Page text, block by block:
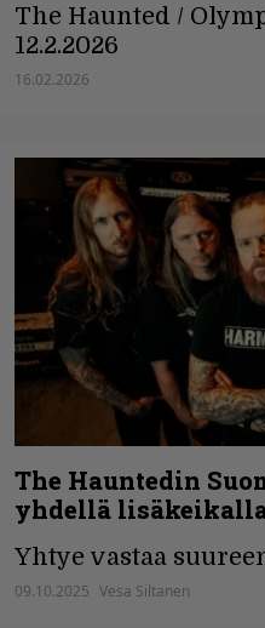
The Haunted /
12.2.2026
16.02.2026
The Hauntedin
yhdellä
Yhtye vastaa
09.10.2025 Vesa Siltanen